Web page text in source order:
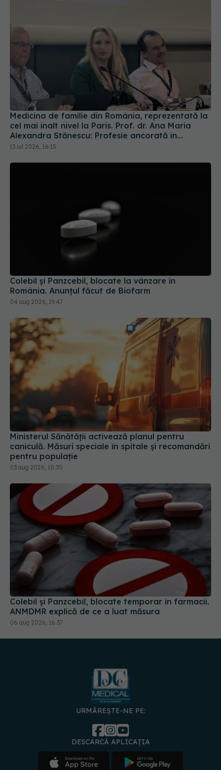
Medicina de familie din România, reprezentată la
cel mai înalt nivel la Paris. Prof. dr. Ana Maria
Alexandra Stănescu: Profesie ancorată în
comunitate
13 iul 2026, 16:15
Colebil și Panzcebil, blocate la vânzare în
România. Anunțul făcut de Biofarm
Ministerul Sănătății activează planul pentru
caniculă. Măsuri speciale în spitale și recomandări
pentru populație
03 aug 2026, 10:30
Colebil și Panzcebil, blocate temporar în farmacii.
ANMDMR explică de ce a luat măsura
URMĂREȘTE-NE PE:
DESCARCĂ APLICAȚIA
Politica de
confidențialitate
Cookies
Gestionați
preferințele